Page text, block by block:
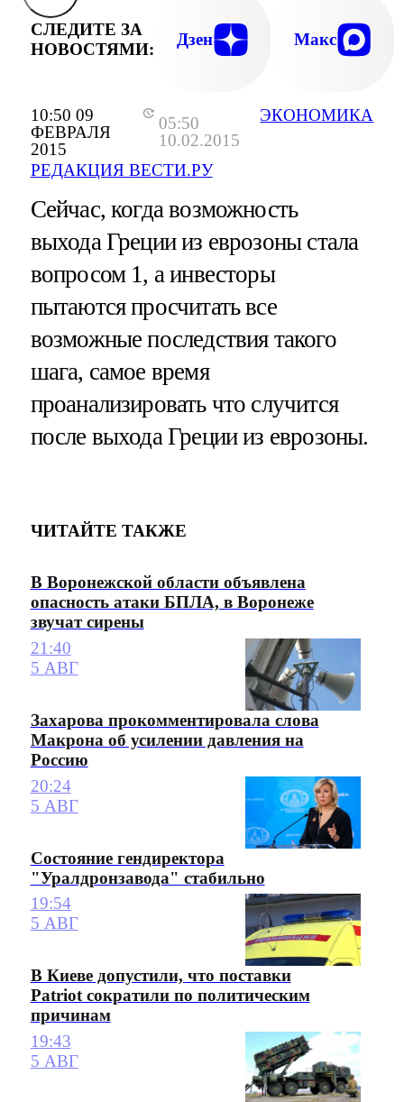
10:50 09
ФЕВРАЛЯ
2015
05:50
10.02.2015
РЕДАКЦИЯ ВЕСТИ.РУ
ЭКОНОМИКА
СЛЕДИТЕ ЗА
НОВОСТЯМИ:
Дзен Макс
Сейчас, когда возможность
выхода Греции из еврозоны стала
вопросом 1, а инвесторы
пытаются просчитать все
возможные последствия такого
шага, самое время
проанализировать что случится
после выхода Греции из еврозоны.
ЧИТАЙТЕ ТАКЖЕ
В Воронежской области объявлена
опасность атаки БПЛА, в Воронеже
звучат сирены
21:40
5 АВГ
Захарова прокомментировала слова
Макрона об усилении давления на
Россию
20:24
5 АВГ
Состояние гендиректора
"Уралдронзавода" стабильно
19:54
5 АВГ
В Киеве допустили, что поставки
Patriot сократили по политическим
причинам
19:43
5 АВГ